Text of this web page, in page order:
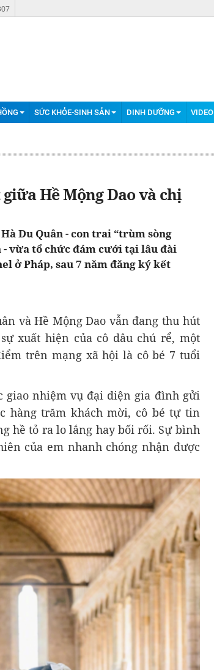
SỨC KHỎE-SINH SẢN DINH DƯỠNG VIDEO
Hề Mộng Dao và chị
Du Quân - con trai “trùm sòng
- vừa tổ chức đám cưới tại lâu đài
ở Pháp, sau 7 năm đăng ký kết
và Hề Mộng Dao vẫn đang thu hút
xuất hiện của cô dâu chú rể, một
trên mạng xã hội là cô bé 7 tuổi
giao nhiệm vụ đại diện gia đình gửi
hàng trăm khách mời, cô bé tự tin
hề tỏ ra lo lắng hay bối rối. Sự bình
của em nhanh chóng nhận được